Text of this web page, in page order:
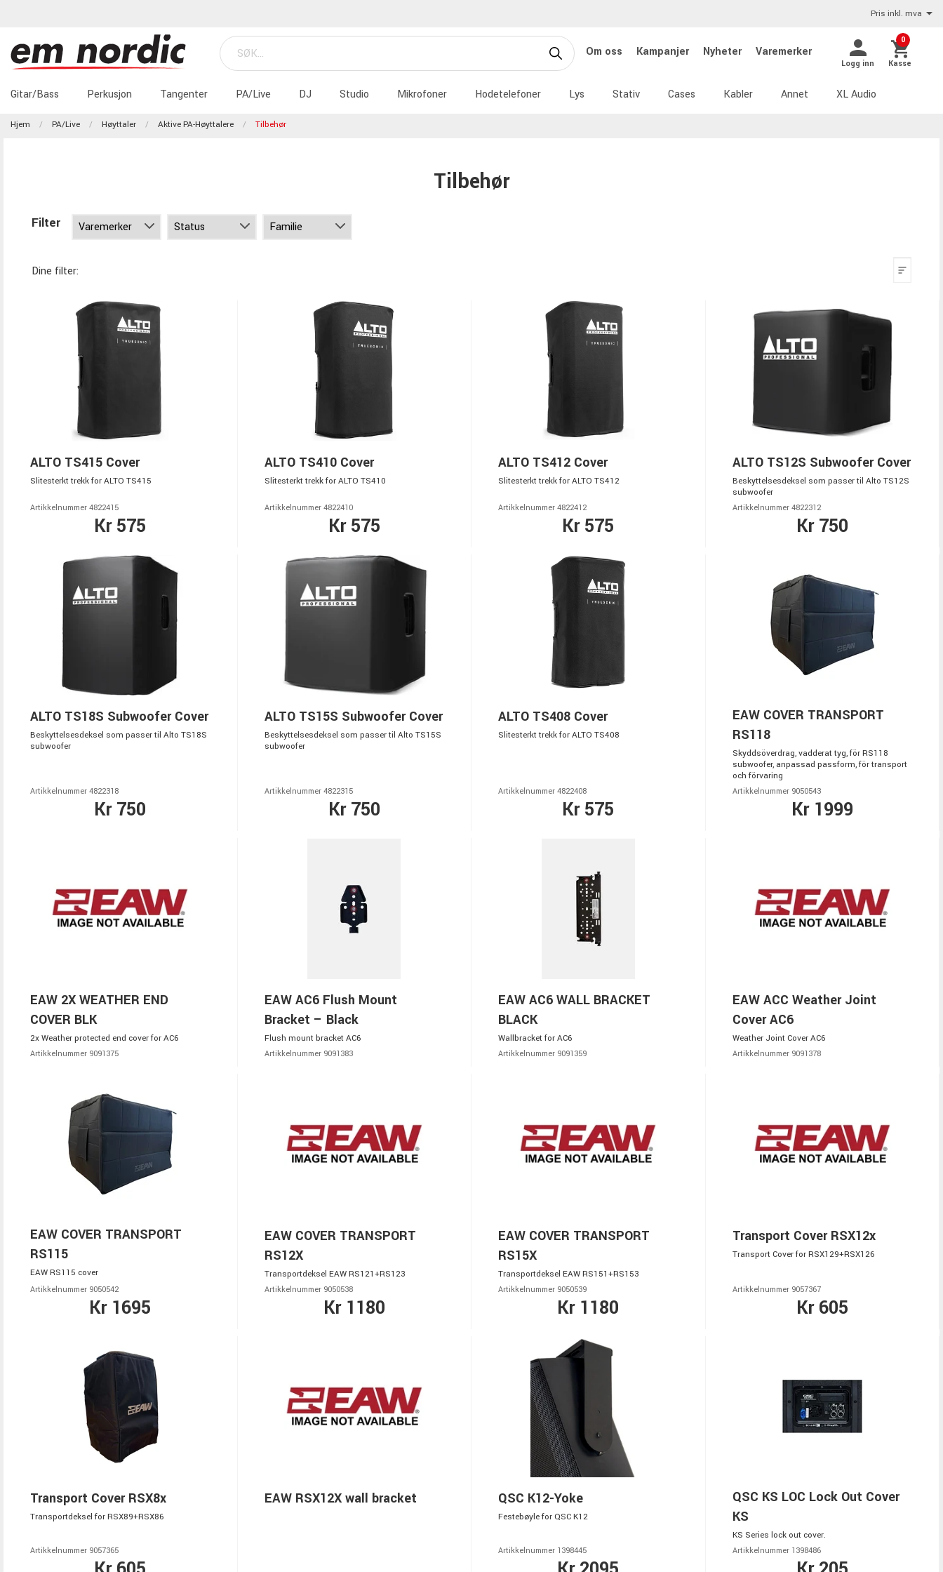
Pris inkl. mva
Om oss Kampanjer Nyheter Varemerker
Logg inn
0
Kasse
Gitar/Bass Perkusjon Tangenter PA/Live DJ Studio Mikrofoner Hodetelefoner Lys Stativ Cases Kabler Annet XL Audio
Hjem PA/Live Høyttaler Aktive PA-Høyttalere Tilbehør
Tilbehør
Filter
Dine filter:
ALTO TS415 Cover
Slitesterkt trekk for ALTO TS415
Artikkelnummer 4822415
Kr 575
ALTO TS410 Cover
Slitesterkt trekk for ALTO TS410
Artikkelnummer 4822410
Kr 575
ALTO TS412 Cover
Slitesterkt trekk for ALTO TS412
Artikkelnummer 4822412
Kr 575
ALTO TS12S Subwoofer Cover
Beskyttelsesdeksel som passer til Alto TS12S
subwoofer
Artikkelnummer 4822312
Kr 750
ALTO TS18S Subwoofer Cover
Beskyttelsesdeksel som passer til Alto TS18S
subwoofer
Artikkelnummer 4822318
Kr 750
ALTO TS15S Subwoofer Cover
Beskyttelsesdeksel som passer til Alto TS15S
subwoofer
Artikkelnummer 4822315
Kr 750
ALTO TS408 Cover
Slitesterkt trekk for ALTO TS408
Artikkelnummer 4822408
Kr 575
EAW COVER TRANSPORT
RS118
Skyddsöverdrag, vadderat tyg, för RS118
subwoofer, anpassad passform, för transport
och förvaring
Artikkelnummer 9050543
Kr 1999
EAW 2X WEATHER END
COVER BLK
2x Weather protected end cover for AC6
Artikkelnummer 9091375
EAW AC6 Flush Mount
Bracket – Black
Flush mount bracket AC6
Artikkelnummer 9091383
EAW AC6 WALL BRACKET
BLACK
Wallbracket for AC6
Artikkelnummer 9091359
EAW ACC Weather Joint
Cover AC6
Weather Joint Cover AC6
Artikkelnummer 9091378
EAW COVER TRANSPORT
RS115
EAW RS115 cover
Artikkelnummer 9050542
Kr 1695
EAW COVER TRANSPORT
RS12X
Transportdeksel EAW RS121+RS123
Artikkelnummer 9050538
Kr 1180
EAW COVER TRANSPORT
RS15X
Transportdeksel EAW RS151+RS153
Artikkelnummer 9050539
Kr 1180
Transport Cover RSX12x
Transport Cover for RSX129+RSX126
Artikkelnummer 9057367
Kr 605
Transport Cover RSX8x
Transportdeksel for RSX89+RSX86
Artikkelnummer 9057365
EAW RSX12X wall bracket QSC K12-Yoke
Festebøyle for QSC K12
Artikkelnummer 1398445
QSC KS LOC Lock Out Cover
KS
KS Series lock out cover.
Artikkelnummer 1398486